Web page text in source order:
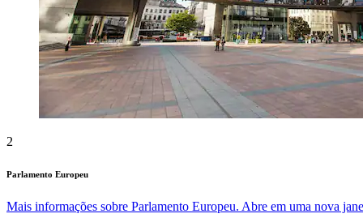
2
Parlamento Europeu
Mais informações sobre Parlamento Europeu. Abre em uma nova